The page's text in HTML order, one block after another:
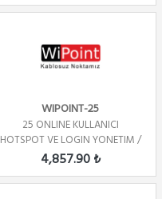
WIPOINT-25
25 ONLINE KULLANICI
HOTSPOT VE LOGIN YONETIM /
YILLIK
4,857.90 ₺